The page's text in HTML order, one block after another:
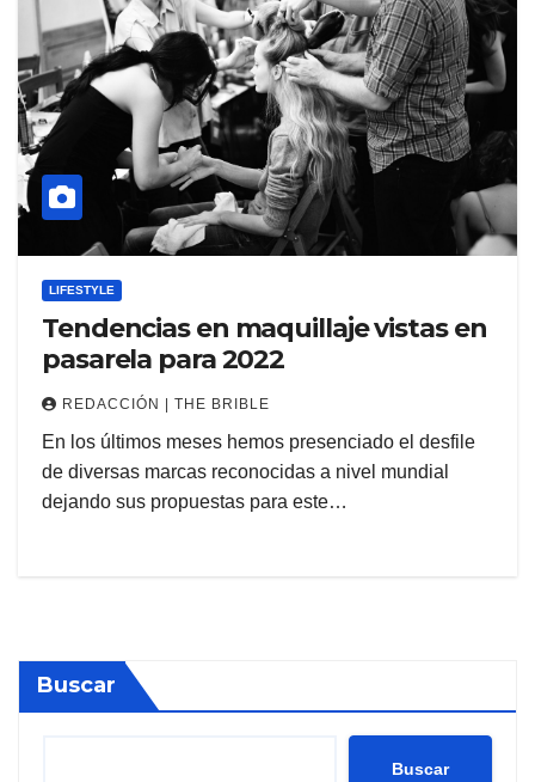
LIFESTYLE
Tendencias en maquillaje vistas en
pasarela para 2022
REDACCIÓN | THE BRIBLE
En los últimos meses hemos presenciado el desfile
de diversas marcas reconocidas a nivel mundial
dejando sus propuestas para este…
Buscar
Buscar